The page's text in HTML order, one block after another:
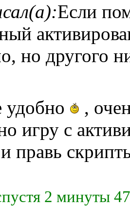
Если
но другого
,
игру с
правь
2 минуты